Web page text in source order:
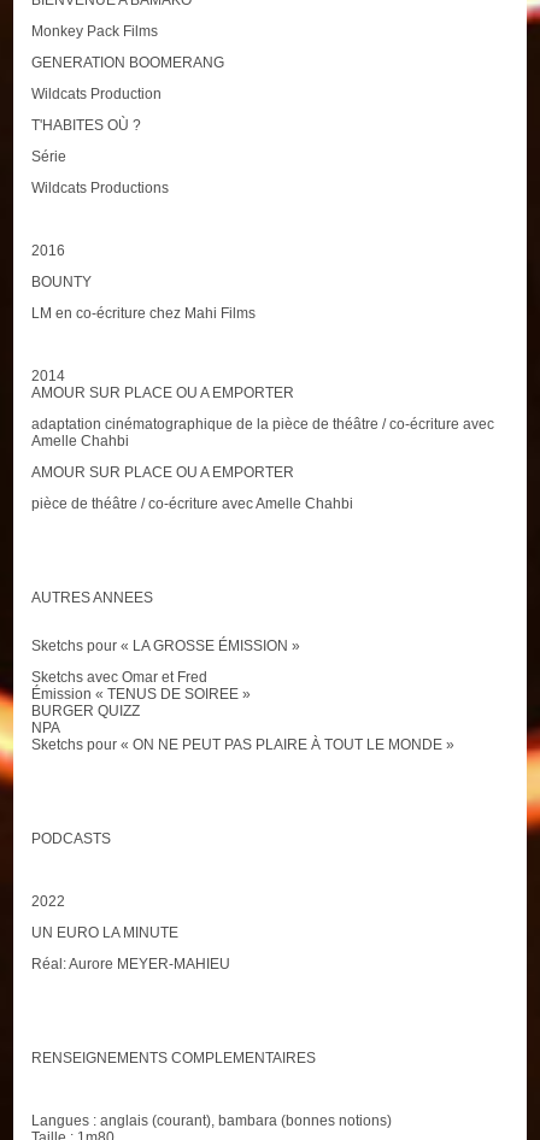
Monkey Pack Films
GENERATION BOOMERANG
Wildcats Production
T'HABITES OÙ ?
Série
Wildcats Productions
2016
BOUNTY
LM en co-écriture chez Mahi Films
2014
AMOUR SUR PLACE OU A EMPORTER
adaptation cinématographique de la pièce de théâtre / co-écriture avec
Amelle Chahbi
AMOUR SUR PLACE OU A EMPORTER
pièce de théâtre / co-écriture avec Amelle Chahbi
AUTRES ANNEES
Sketchs pour « LA GROSSE ÉMISSION »
Sketchs avec Omar et Fred
Émission « TENUS DE SOIREE »
BURGER QUIZZ
NPA
Sketchs pour « ON NE PEUT PAS PLAIRE À TOUT LE MONDE »
PODCASTS
2022
UN EURO LA MINUTE
Réal: Aurore MEYER-MAHIEU
RENSEIGNEMENTS COMPLEMENTAIRES
Langues : anglais (courant), bambara (bonnes notions)